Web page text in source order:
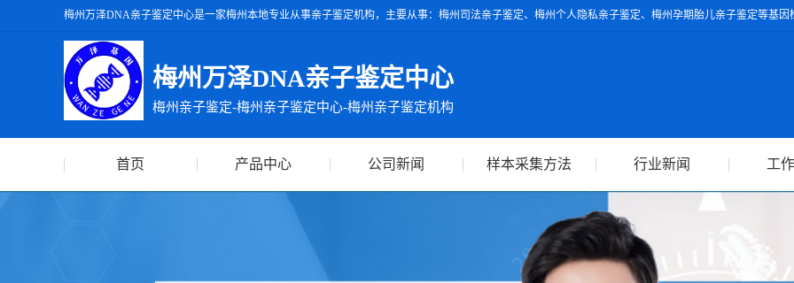
梅州万泽DNA亲子鉴定中心是一家梅州本地专业从事亲子鉴定机构，主要从事：梅州司法亲子鉴定、梅州个人隐私亲子鉴定、梅州孕期胎儿亲子鉴定等基
州万泽DNA亲子鉴定中心出具的亲子鉴定报告准确率达99.99%，出具的亲子鉴定报告可作为独立司法鉴定依据，全球通用。
梅州万泽DNA亲子鉴定中心
梅州亲子鉴定-梅州亲子鉴定中心-梅州亲子鉴定机构
首页 产品中心 公司新闻 样本采集方法 行业新闻 工